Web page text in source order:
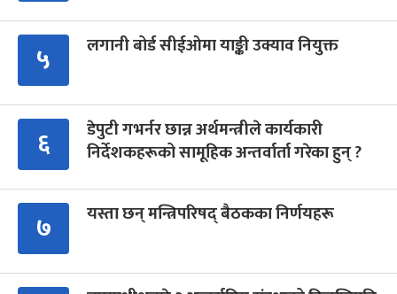
५ लगानी बोर्ड सीईओमा याङ्की उक्याव नियुक्त
६
डेपुटी गभर्नर छान्न अर्थमन्त्रीले कार्यकारी
निर्देशकहरूको सामूहिक अन्तर्वार्ता गरेका हुन् ?
७ यस्ता छन् मन्त्रिपरिषद् बैठकका निर्णयहरू